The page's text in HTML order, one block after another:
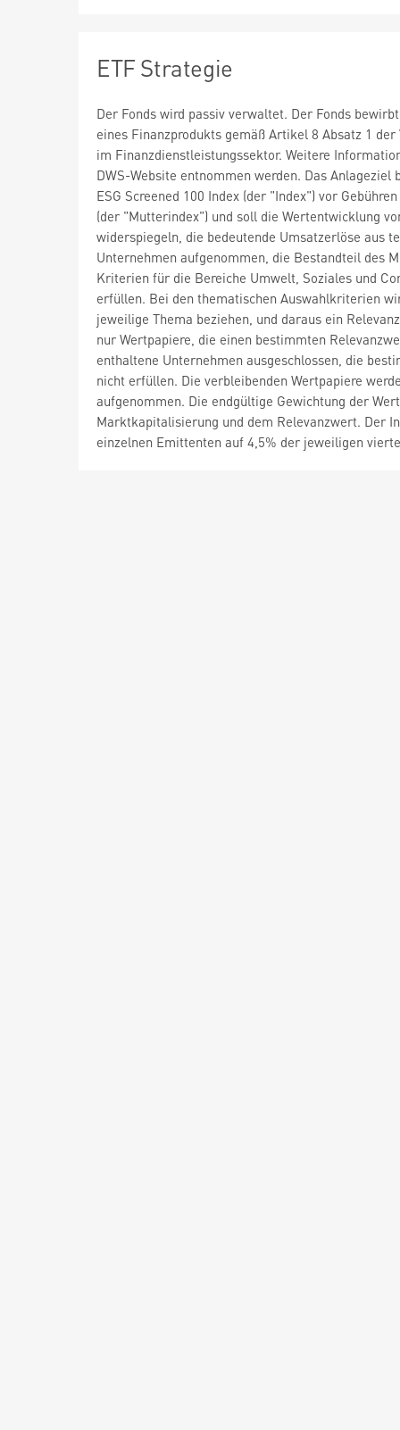
ETF Strategie
Der Fonds wird passiv verwaltet. Der Fonds
eines Finanzprodukts gemäß Artikel 8 Absatz 1
im Finanzdienstleistungssektor. Weitere
DWS-Website entnommen werden. Das
ESG Screened 100 Index (der "Index") vor
(der "Mutterindex") und soll die Wertentwicklung
widerspiegeln, die bedeutende Umsatzerlöse aus
Unternehmen aufgenommen, die Bestandteil des
Kriterien für die Bereiche Umwelt, Soziales und
erfüllen. Bei den thematischen Auswahlkriterien
jeweilige Thema beziehen, und daraus ein
nur Wertpapiere, die einen bestimmten
enthaltene Unternehmen ausgeschlossen, die
nicht erfüllen. Die verbleibenden Wertpapiere
aufgenommen. Die endgültige Gewichtung der
Marktkapitalisierung und dem Relevanzwert. Der
einzelnen Emittenten auf 4,5% der jeweiligen